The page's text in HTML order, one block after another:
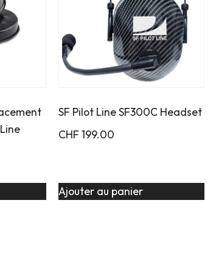
SF Pilot Line SF300C Headset
CHF 199.00
Ajouter au panier